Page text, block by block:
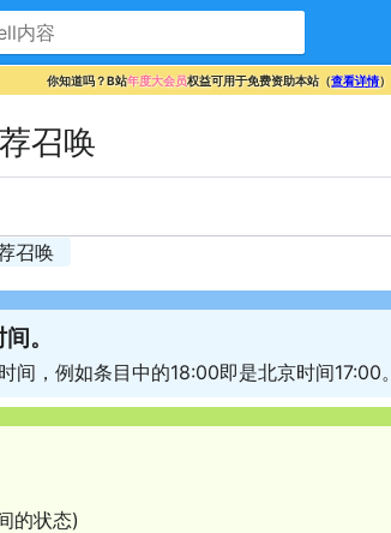
你知道吗？B站年度大会员权益可用于免费资助本站（查看详情）
召唤
召唤
。
间，例如条目中的18:00即是北京时间17:00。
的状态)